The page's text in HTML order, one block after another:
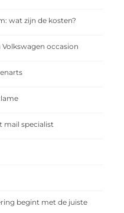
wat zijn de kosten?
occasion
mail specialist
begint met de juiste